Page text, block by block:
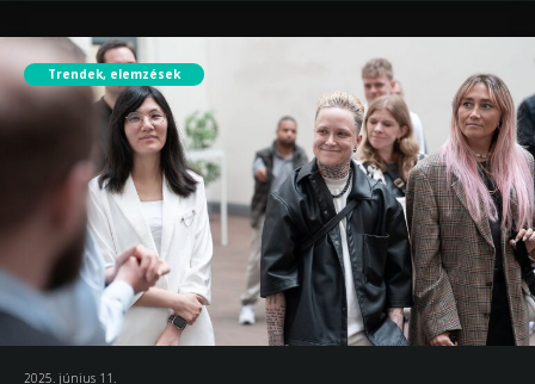
Trendek, elemzések
2025. június 11.